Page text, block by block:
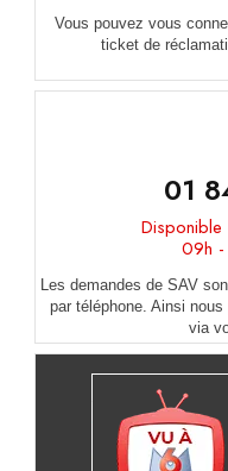
Vous pouvez vous
ticket de
01
Disponible
09h -
Les demandes de SAV
par téléphone. Ainsi
via